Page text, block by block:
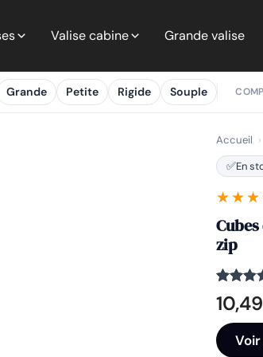
Valise cabine Grande valise
Grande Petite Rigide Souple
Accueil ›
✅En
zip
Noté
4.6
sur 5
40242
notations
client
10,49